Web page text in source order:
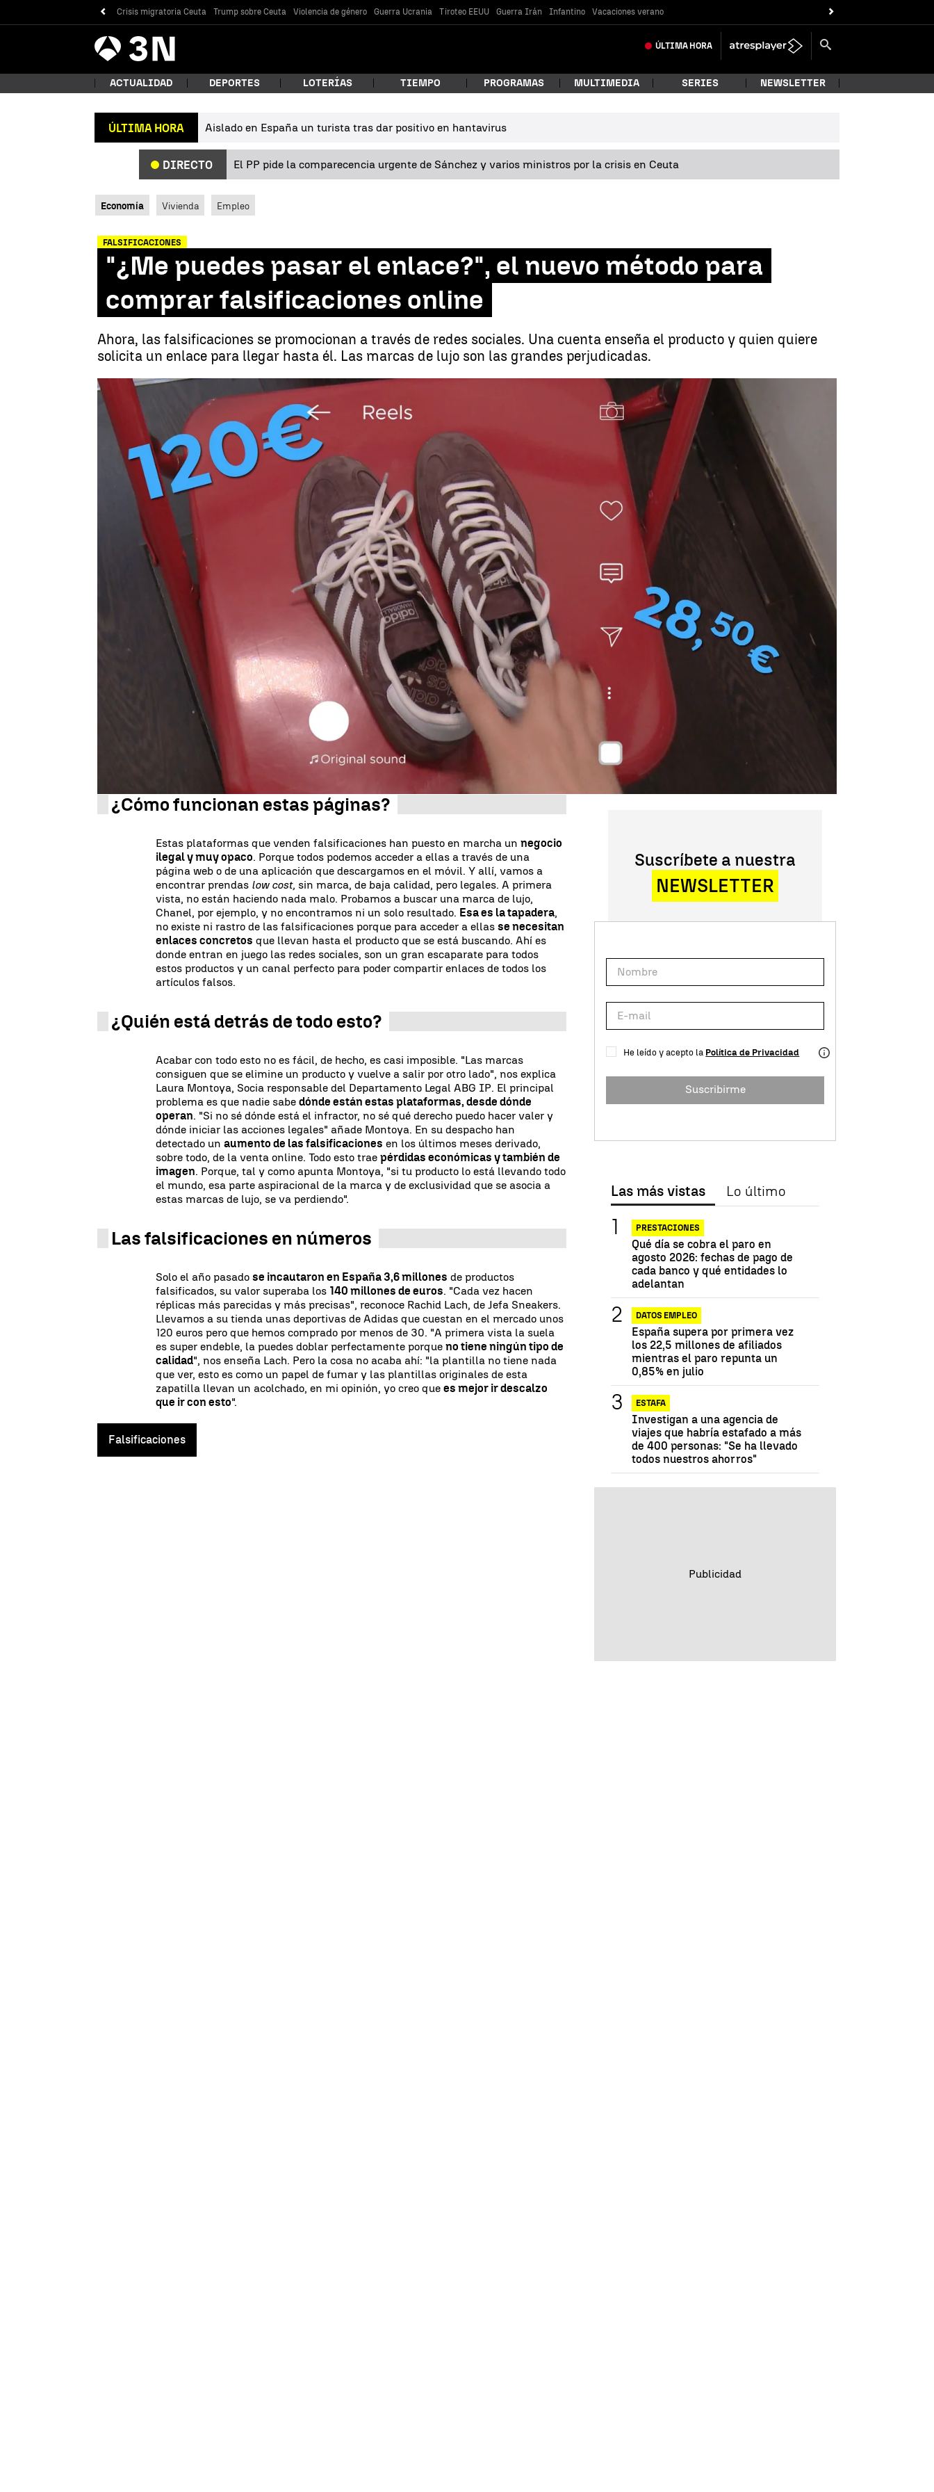
Crisis migratoria Ceuta Trump sobre Ceuta Violencia de género Guerra Ucrania Tiroteo EEUU Guerra Irán Infantino Vacaciones verano
Antena
3 Noticias ÚLTIMA HORA
¿Qué estás buscando?
Buscar
ACTUALIDAD DEPORTES LOTERÍAS TIEMPO PROGRAMAS MULTIMEDIA SERIES NEWSLETTER
ÚLTIMA HORA Aislado en España un turista tras dar positivo en hantavirus
DIRECTO El PP pide la comparecencia urgente de Sánchez y varios ministros por la crisis en Ceuta
Economía Vivienda Empleo
FALSIFICACIONES
"¿Me puedes pasar el enlace?", el nuevo método para
comprar falsificaciones online
Ahora, las falsificaciones se promocionan a través de redes sociales. Una cuenta enseña el producto y quien quiere
solicita un enlace para llegar hasta él. Las marcas de lujo son las grandes perjudicadas.
El fraude de las falsificaciones online |
María Ramón
Publicado: 17 de febrero de 2025, 19:43 WhatsappFacebook
X
Basta con una búsqueda rápida en Tiktok y, en segundos, encontramos decenas
de vídeos donde nos enseñan
bolsos de Chanel, de Louis Vuitton, deportivas de
Balenciaga, gafas de Prada...todo tipo de artículos de marcas de lujo . Lo curioso
es que quienes muestran esos productos suelen ser (en su mayoría) chicas
jóvenes, algunas de ellas menores. Y aquí viene el truco:no son originales, son
falsificaciones
que adquieren de forma fácila través de plataformas online
nos fijamos en los comentarios del los vídeos en todos se repite la misma
¿me puedes pasar el enlace?
¿Cómo funcionan estas páginas?
Estas plataformas que venden falsificaciones han puesto en marcha unnegocio
ilegal y muy opaco. Porque todos podemos acceder a ellas a través de una
página web o de una aplicación que descargamos en el móvil. Y allí, vamos a
encontrar prendas low cost, sin marca, de baja calidad, pero legales. A primera
vista, no están haciendo nada malo. Probamos a buscar una marca de lujo,
Chanel, por ejemplo, y no encontramos ni un solo resultado. Esa es la tapadera,
no existe ni rastro de las falsificaciones porque para acceder a ellasse necesitan
enlaces concretos que llevan hasta el producto que se está buscando. Ahí es
donde entran en juego las redes sociales, son un gran escaparate para todos
estos productos y un canal perfecto para poder compartir enlaces de todos los
artículos falsos.
¿Quién está detrás de todo esto?
Acabar con todo esto no es fácil, de hecho, es casi imposible. "Las marcas
consiguen que se elimine un producto y vuelve a salir por otro lado", nos explica
Laura Montoya, Socia responsable del Departamento Legal ABG IP. El principal
problema es que nadie sabedónde están estas plataformas, desde dónde
operan. "Si no sé dónde está el infractor, no sé qué derecho puedo hacer valer y
dónde iniciar las acciones legales" añade Montoya. En su despacho han
detectado unaumento de las falsificaciones en los últimos meses derivado,
sobre todo, de la venta online. Todo esto traepérdidas económicas y también de
imagen. Porque, tal y como apunta Montoya, "si tu producto lo está llevando todo
el mundo, esa parte aspiracional de la marca y de exclusividad que se asocia a
estas marcas de lujo, se va perdiendo".
Las falsificaciones en números
Solo el año pasadose incautaron en España 3,6 millones de productos
falsificados, su valor superaba los 140 millones de euros. "Cada vez hacen
réplicas más parecidas y más precisas", reconoce Rachid Lach, de Jefa Sneakers.
Llevamos a su tienda unas deportivas de Adidas que cuestan en el mercado unos
120 euros pero que hemos comprado por menos de 30. "A primera vista la suela
es super endeble, la puedes doblar perfectamente porqueno tiene ningún tipo de
calidad", nos enseña Lach. Pero la cosa no acaba ahí: "la plantilla no tiene nada
que ver, esto es como un papel de fumar y las plantillas originales de esta
zapatilla llevan un acolchado, en mi opinión, yo creo quees mejor ir descalzo
que ir con esto".
Falsificaciones
Suscríbete a nuestra
NEWSLETTER
He leído y acepto la Política de Privacidad
Suscribirme
Las más vistas Lo último
PRESTACIONES
Qué día se cobra el paro en
agosto 2026: fechas de pago de
cada banco y qué entidades lo
adelantan
DATOS EMPLEO
España supera por primera vez
los 22,5 millones de afiliados
mientras el paro repunta un
0,85% en julio
ESTAFA
Investigan a una agencia de
viajes que habría estafado a más
de 400 personas: "Se ha llevado
todos nuestros ahorros"